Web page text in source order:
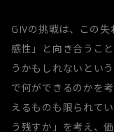
GIVの挑戦は、この
感性」と向き合うこ
うかもしれないとい
で何ができるのかを
えるものも限られて
う残すか」を考え、